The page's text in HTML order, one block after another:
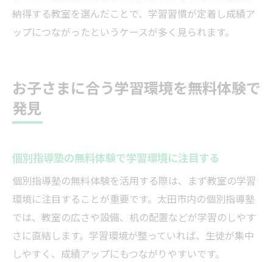
納得する教室を選んだことで、学習習慣が定着し成績ア
ップにつながったというケースが多く見られます。
お子さまに合う学習環境を無料体験で
発見
個別指導塾の無料体験で学習環境に注目する
個別指導塾の無料体験を活用する際は、まず教室の学習
環境に注目することが重要です。太田市内の個別指導塾
では、教室の広さや設備、机の配置などが学習のしやす
さに直結します。学習環境が整っていれば、生徒が集中
しやすく、成績アップにもつながりやすいです。